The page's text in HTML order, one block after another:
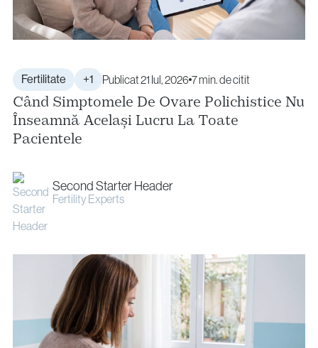
Fertilitate +1 Publicat 21 Iul, 2026 7 min. de citit
Când Simptomele De Ovare Polichistice Nu
Înseamnă Același Lucru La Toate
Pacientele
Second Starter Header
Fertility Experts